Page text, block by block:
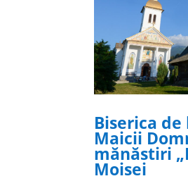
Biserica
Maicii
mănăstiri
Moisei